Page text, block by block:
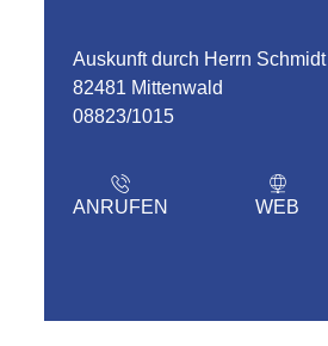
Auskunft durch Herrn Schmidt
82481 Mittenwald
08823/1015
ANRUFEN WEB